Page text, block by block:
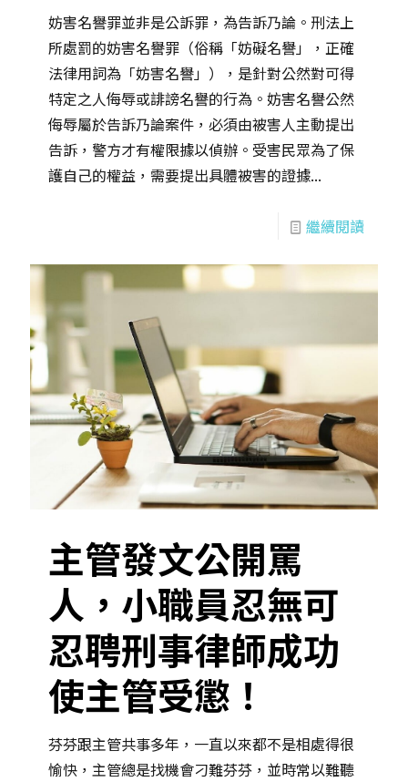
妨害名譽罪並非是公訴罪，為告訴乃論。刑法上
所處罰的妨害名譽罪（俗稱「妨礙名譽」，正確
法律用詞為「妨害名譽」），是針對公然對可得
特定之人侮辱或誹謗名譽的行為。妨害名譽公然
侮辱屬於告訴乃論案件，必須由被害人主動提出
告訴，警方才有權限據以偵辦。受害民眾為了保
護自己的權益，需要提出具體被害的證據...
繼續閱讀
主管發文公開罵
人，小職員忍無可
忍聘刑事律師成功
使主管受懲！
芬芬跟主管共事多年，一直以來都不是相處得很
愉快，主管總是找機會刁難芬芬，並時常以難聽